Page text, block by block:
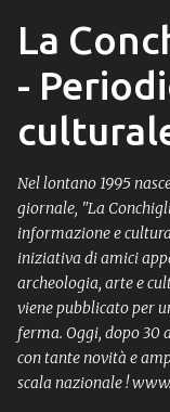
La
-
Nel lontano 1995
giornale, "La
informazione e
iniziativa di amici
archeologia, arte e
viene pubblicato per
ferma. Oggi, dopo 30
con tante novità e
scala nazionale !